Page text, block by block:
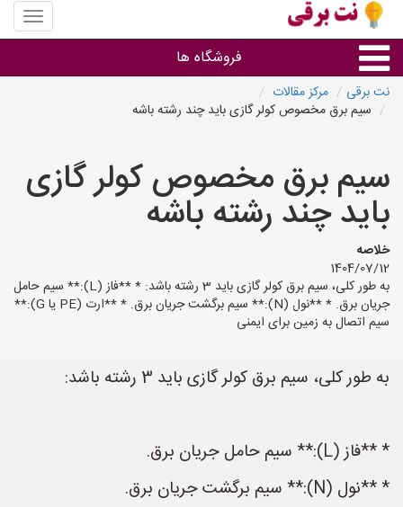
منوی
سایت
برقی
فروشگاه ها
روشنایی و نورپردازی
فروشنده های لوازم برقی
نت برقی
مرکز مقالات
سیم برق مخصوص کولر گازی باید چند رشته باشه
سیم برق مخصوص کولر گازی
باید چند رشته باشه
خلاصه
1404/07/12
به طور کلی، سیم برق کولر گازی باید 3 رشته باشد: * **فاز (L):** سیم حامل
جریان برق. * **نول (N):** سیم برگشت جریان برق. * **ارت (PE یا G):**
سیم اتصال به زمین برای ایمنی
به طور کلی، سیم برق کولر گازی باید 3 رشته باشد:
* **فاز (L):** سیم حامل جریان برق.
* **نول (N):** سیم برگشت جریان برق.